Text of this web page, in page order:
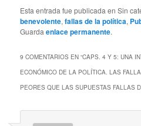
Esta entrada fue publicada en Sin
benevolente,fallas de la política,
Guardaenlace permanente.
9 COMENTARIOS EN “CAPS. 4 Y 5: UNA
ECONÓMICO DE LA POLÍTICA. LAS
PEORES QUE LAS SUPUESTAS FALLAS